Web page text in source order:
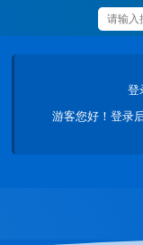
登
游客您好！登录